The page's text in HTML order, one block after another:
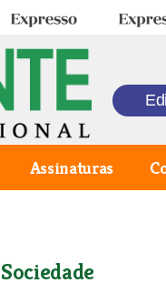
Expresso
Assinaturas
Sociedade